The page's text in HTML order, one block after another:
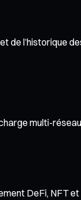
de l’historique
multi-
DeFi, NFT